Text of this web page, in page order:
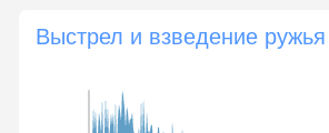
Выстрел и взведение